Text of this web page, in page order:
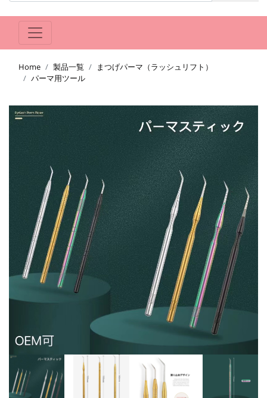
Home 製品一覧
まつげパーマ（ラッシュリフト）
パーマ用ツール